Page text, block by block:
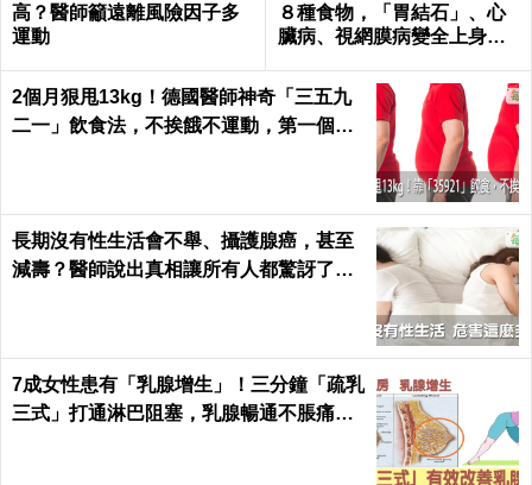
高？醫師籲遠離風險因子多
運動
８種食物，「胃結石」、心
臟病、視網膜病變全上身｜
2個月狠甩13kg！德國醫師神奇「三五九
二一」飲食法，不挨餓不運動，第一個月
長期沒有性生活會不舉、攝護腺癌，甚至
減壽？醫師說出真相讓所有人都驚訝了！
7成女性患有「乳腺增生」！三分鐘「疏乳
三式」打通淋巴阻塞，乳腺暢通不脹痛｜